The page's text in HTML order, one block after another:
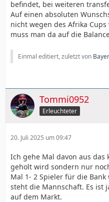
befindet, bei weiteren
Auf einen absoluten
nicht wegen des Afrika
muss man da auf die
Einmal editiert, zuletzt von
Tommi0952
Erleuchteter
20. Juli 2025 um 09:47
Ich gehe Mal davon aus
geholt wird sondern nur
Mal 1- 2 Spieler für die
steht die Mannschaft. Es ist
auf dem Markt.